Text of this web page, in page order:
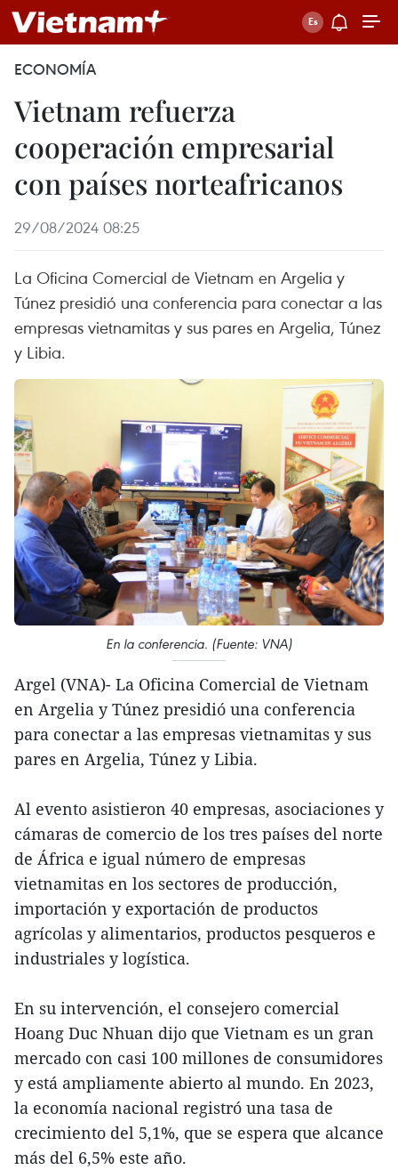
ECONOMÍA
Vietnam refuerza
cooperación empresarial
con países norteafricanos
29/08/2024 08:25
La Oficina Comercial de Vietnam en Argelia y
Túnez presidió una conferencia para conectar a las
empresas vietnamitas y sus pares en Argelia, Túnez
y Libia.
En la conferencia. (Fuente: VNA)
Argel (VNA)- La Oficina Comercial de Vietnam
en Argelia y Túnez presidió una conferencia
para conectar a las empresas vietnamitas y sus
pares en Argelia, Túnez y Libia.
Al evento asistieron 40 empresas, asociaciones y
cámaras de comercio de los tres países del norte
de África e igual número de empresas
vietnamitas en los sectores de producción,
importación y exportación de productos
agrícolas y alimentarios, productos pesqueros e
industriales y logística.
En su intervención, el consejero comercial
Hoang Duc Nhuan dijo que Vietnam es un gran
mercado con casi 100 millones de consumidores
y está ampliamente abierto al mundo. En 2023,
la economía nacional registró una tasa de
crecimiento del 5,1%, que se espera que alcance
más del 6,5% este año.